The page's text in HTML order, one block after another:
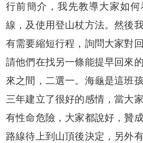
行前簡介，我先教導大家如
線，及使用登山杖方法。然後
有需要縮短行程，詢問大家對
請他們在找另一條能提早回來
來之間，二選一。海龜是這班
三年建立了很好的感情，當大
有性命危險，大家都說好，贊
路線待上到山頂後決定，另外